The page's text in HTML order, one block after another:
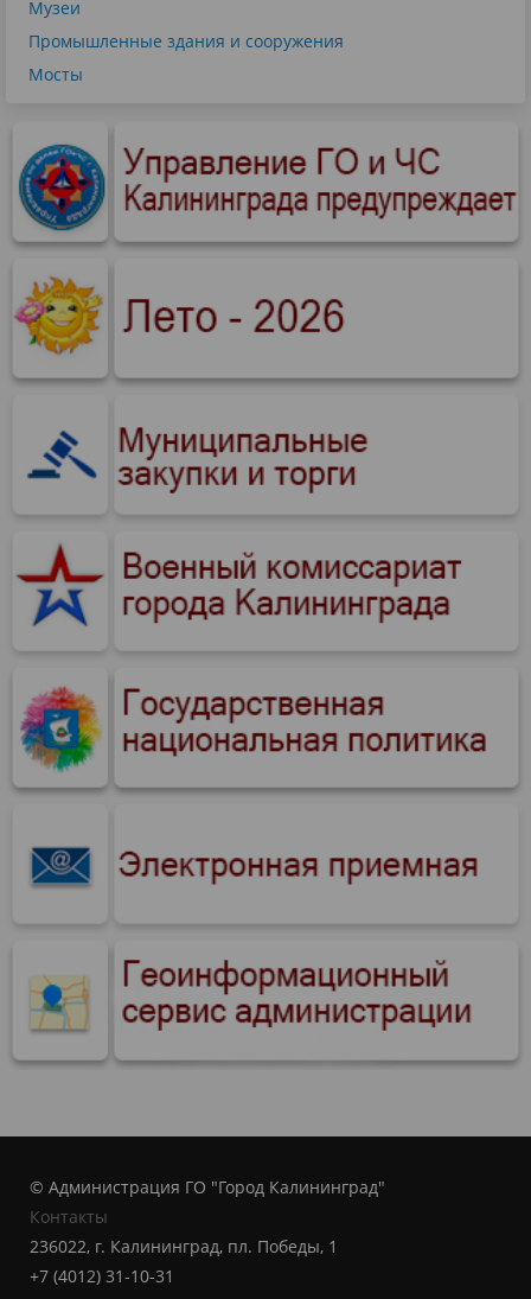
Музеи
Промышленные здания и сооружения
Мосты
© Администрация ГО "Город Калининград"
Контакты
236022, г. Калининград, пл. Победы, 1
+7 (4012) 31-10-31